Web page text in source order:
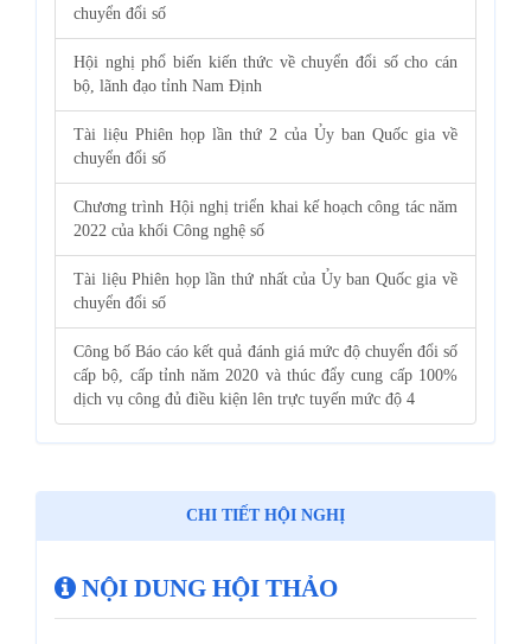
chuyển đổi số
Hội nghị phổ biến kiến thức về chuyển đổi số cho cán
bộ, lãnh đạo tỉnh Nam Định
Tài liệu Phiên họp lần thứ 2 của Ủy ban Quốc gia về
chuyển đổi số
Chương trình Hội nghị triển khai kế hoạch công tác năm
2022 của khối Công nghệ số
Tài liệu Phiên họp lần thứ nhất của Ủy ban Quốc gia về
chuyển đổi số
Công bố Báo cáo kết quả đánh giá mức độ chuyển đổi số
cấp bộ, cấp tỉnh năm 2020 và thúc đẩy cung cấp 100%
dịch vụ công đủ điều kiện lên trực tuyến mức độ 4
CHI TIẾT HỘI NGHỊ
NỘI DUNG HỘI THẢO